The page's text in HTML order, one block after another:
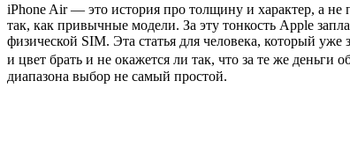
iPhone Air — это история про толщину и характер, а не
так, как привычные модели. За эту тонкость Apple
физической SIM. Эта статья для человека, который уже
и цвет брать и не окажется ли так, что за те же
диапазона выбор не самый простой.